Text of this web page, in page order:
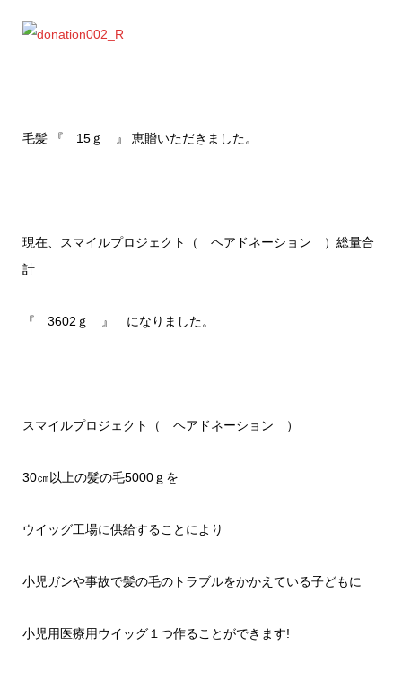
毛髪 『 15ｇ 』 恵贈いただきました。
現在、スマイルプロジェクト（ ヘアドネーション ）総量合
計
『 3602ｇ 』 になりました。
スマイルプロジェクト（ ヘアドネーション ）
30㎝以上の髪の毛5000ｇを
ウイッグ工場に供給することにより
小児ガンや事故で髪の毛のトラブルをかかえている子どもに
小児用医療用ウイッグ１つ作ることができます!